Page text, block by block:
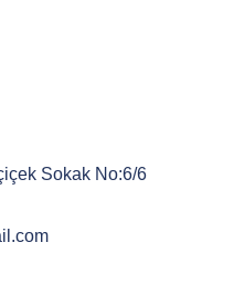
Sokak No:6/6